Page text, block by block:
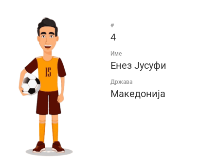
#
4
Име
Енез Јусуфи
Држава
Македонија